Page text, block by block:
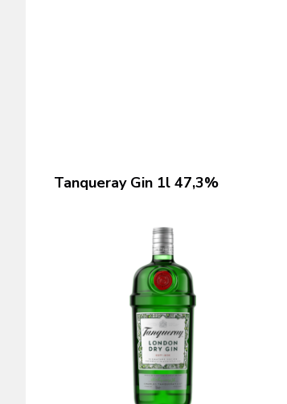
Tanqueray Gin 1l 47,3%